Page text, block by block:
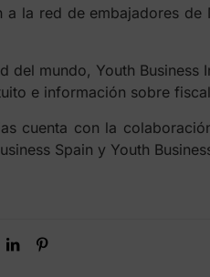
a la red de embajadores
del mundo, Youth
e información sobre
cuenta con la
Spain y Youth